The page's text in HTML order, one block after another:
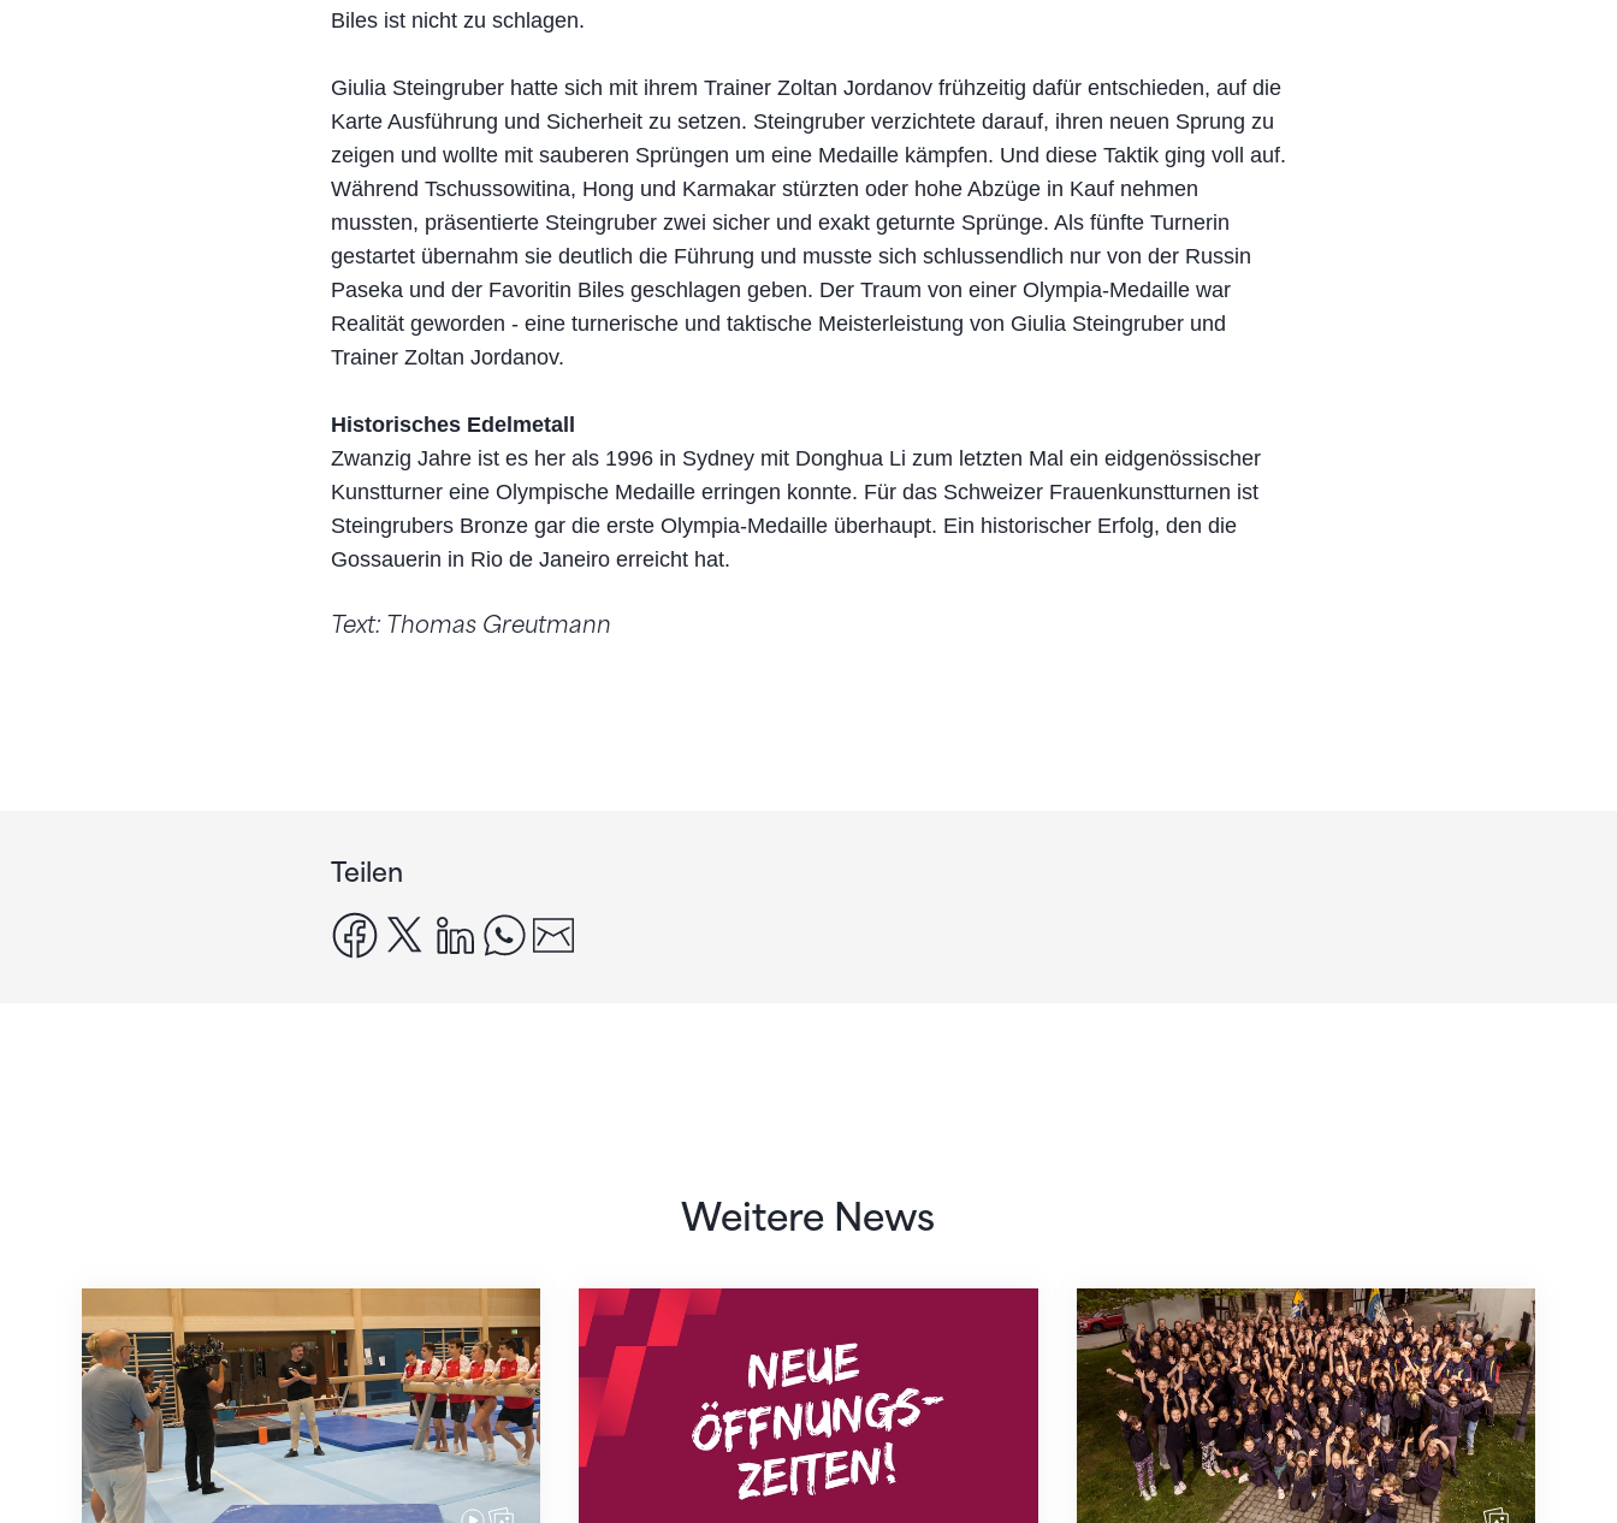
Biles ist nicht zu schlagen.
Giulia Steingruber hatte sich mit ihrem Trainer Zoltan Jordanov frühzeitig dafür entschieden, auf die
Karte Ausführung und Sicherheit zu setzen. Steingruber verzichtete darauf, ihren neuen Sprung zu
zeigen und wollte mit sauberen Sprüngen um eine Medaille kämpfen. Und diese Taktik ging voll auf.
Während Tschussowitina, Hong und Karmakar stürzten oder hohe Abzüge in Kauf nehmen
mussten, präsentierte Steingruber zwei sicher und exakt geturnte Sprünge. Als fünfte Turnerin
gestartet übernahm sie deutlich die Führung und musste sich schlussendlich nur von der Russin
Paseka und der Favoritin Biles geschlagen geben. Der Traum von einer Olympia-Medaille war
Realität geworden - eine turnerische und taktische Meisterleistung von Giulia Steingruber und
Trainer Zoltan Jordanov.
Historisches Edelmetall
Zwanzig Jahre ist es her als 1996 in Sydney mit Donghua Li zum letzten Mal ein eidgenössischer
Kunstturner eine Olympische Medaille erringen konnte. Für das Schweizer Frauenkunstturnen ist
Steingrubers Bronze gar die erste Olympia-Medaille überhaupt. Ein historischer Erfolg, den die
Gossauerin in Rio de Janeiro erreicht hat.
Text: Thomas Greutmann
Teilen
facebook
x linkedinwhatsapp
Weitere News
Mit klaren Zielen nach Zagreb Neue Empfangszeiten ab 1. August 2026 Mitmachen ist selbstverständlich